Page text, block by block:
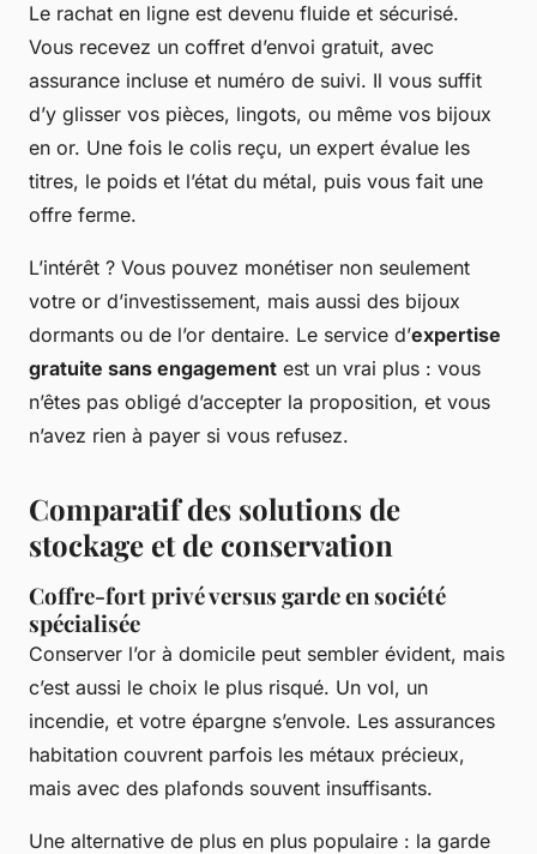
Le rachat en ligne est devenu fluide et sécurisé.
Vous recevez un coffret d’envoi gratuit, avec
assurance incluse et numéro de suivi. Il vous suffit
d’y glisser vos pièces, lingots, ou même vos bijoux
en or. Une fois le colis reçu, un expert évalue les
titres, le poids et l’état du métal, puis vous fait une
offre ferme.
L’intérêt ? Vous pouvez monétiser non seulement
votre or d’investissement, mais aussi des bijoux
dormants ou de l’or dentaire. Le service d’expertise
gratuite sans engagement est un vrai plus : vous
n’êtes pas obligé d’accepter la proposition, et vous
n’avez rien à payer si vous refusez.
Comparatif des solutions de
stockage et de conservation
Coffre-fort privé versus garde en société
spécialisée
Conserver l’or à domicile peut sembler évident, mais
c’est aussi le choix le plus risqué. Un vol, un
incendie, et votre épargne s’envole. Les assurances
habitation couvrent parfois les métaux précieux,
mais avec des plafonds souvent insuffisants.
Une alternative de plus en plus populaire : la garde